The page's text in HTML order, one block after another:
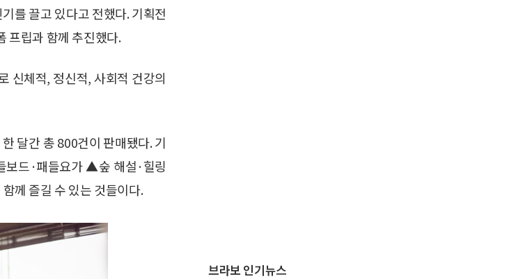
를 끌고 있다고 전했다. 기획전
프립과 함께 추진했다.
신체적, 정신적, 사회적 건강의
달간 총 800건이 판매됐다. 기
드·패들요가 ▲숲 해설·힐링
께 즐길 수 있는 것들이다.
브라보 인기뉴스